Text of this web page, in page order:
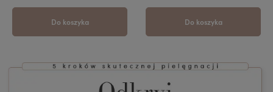
Do koszyka Do koszyka